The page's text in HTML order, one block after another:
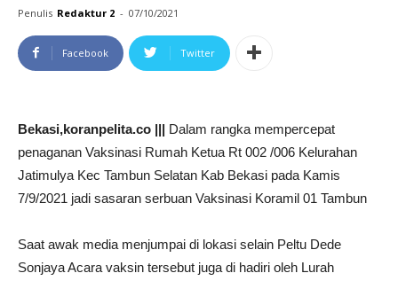
Penulis Redaktur 2 - 07/10/2021
Facebook Twitter
Bekasi,koranpelita.co ||| Dalam rangka mempercepat
penaganan Vaksinasi Rumah Ketua Rt 002 /006 Kelurahan
Jatimulya Kec Tambun Selatan Kab Bekasi pada Kamis
7/9/2021 jadi sasaran serbuan Vaksinasi Koramil 01 Tambun
Saat awak media menjumpai di lokasi selain Peltu Dede
Sonjaya Acara vaksin tersebut juga di hadiri oleh Lurah